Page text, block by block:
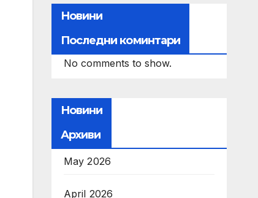
Новини
Последни коминтари
No comments to show.
Новини
Архиви
May 2026
April 2026